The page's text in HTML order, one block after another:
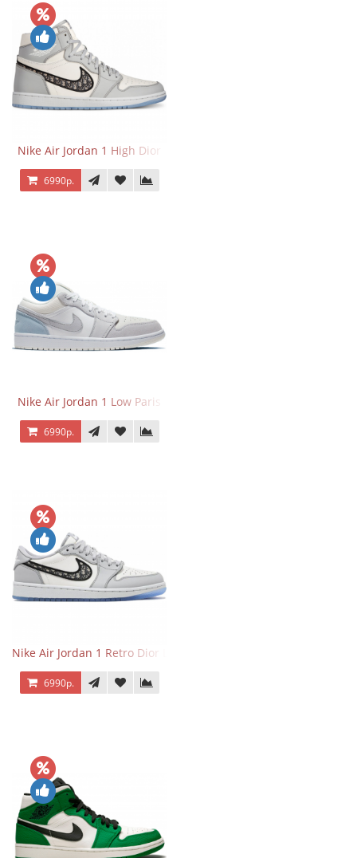
Nike Air Jordan 1 High Dior
6990р.
Nike Air Jordan 1 Low Paris
6990р.
Nike Air Jordan 1 Retro Dior Low
6990р.